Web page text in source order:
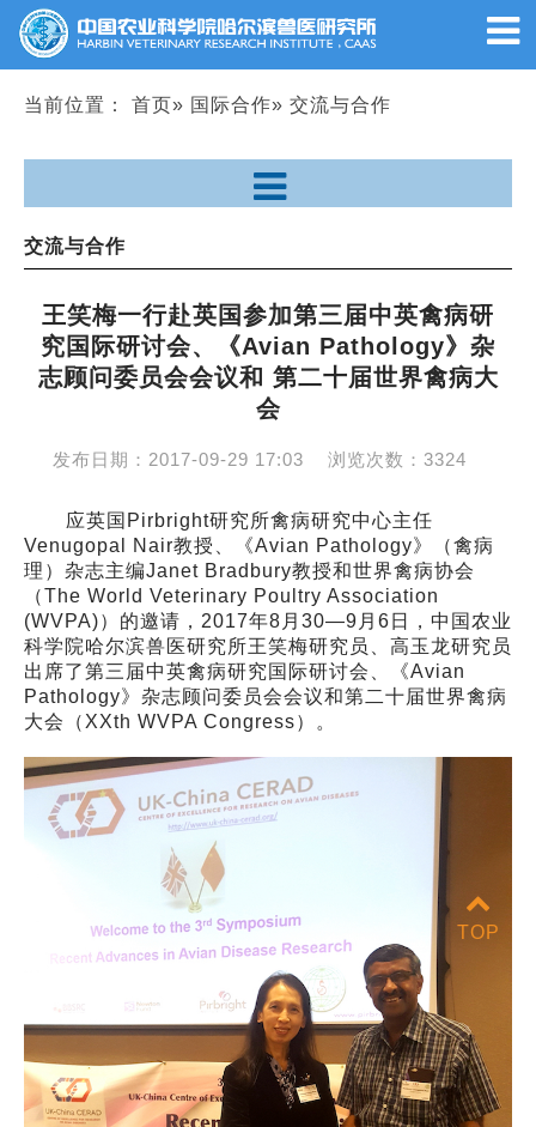
当前位置： 首页» 国际合作» 交流与合作
交流与合作
王笑梅一行赴英国参加第三届中英禽病研
究国际研讨会、《Avian Pathology》杂
志顾问委员会会议和 第二十届世界禽病大
会
发布日期： 2017-09-29 17:03 浏览次数： 3324
应英国Pirbright研究所禽病研究中心主任
Venugopal Nair教授、《Avian Pathology》（禽病
理）杂志主编Janet Bradbury教授和世界禽病协会
（The World Veterinary Poultry Association
(WVPA)）的邀请，2017年8月30—9月6日，中国农业
科学院哈尔滨兽医研究所王笑梅研究员、高玉龙研究员
出席了第三届中英禽病研究国际研讨会、《Avian
Pathology》杂志顾问委员会会议和第二十届世界禽病
大会（XXth WVPA Congress）。
TOP